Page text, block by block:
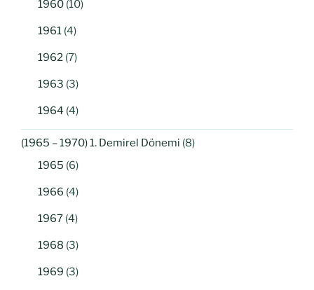
1960 (10)
1961 (4)
1962 (7)
1963 (3)
1964 (4)
(1965 – 1970) 1. Demirel Dönemi (8)
1965 (6)
1966 (4)
1967 (4)
1968 (3)
1969 (3)